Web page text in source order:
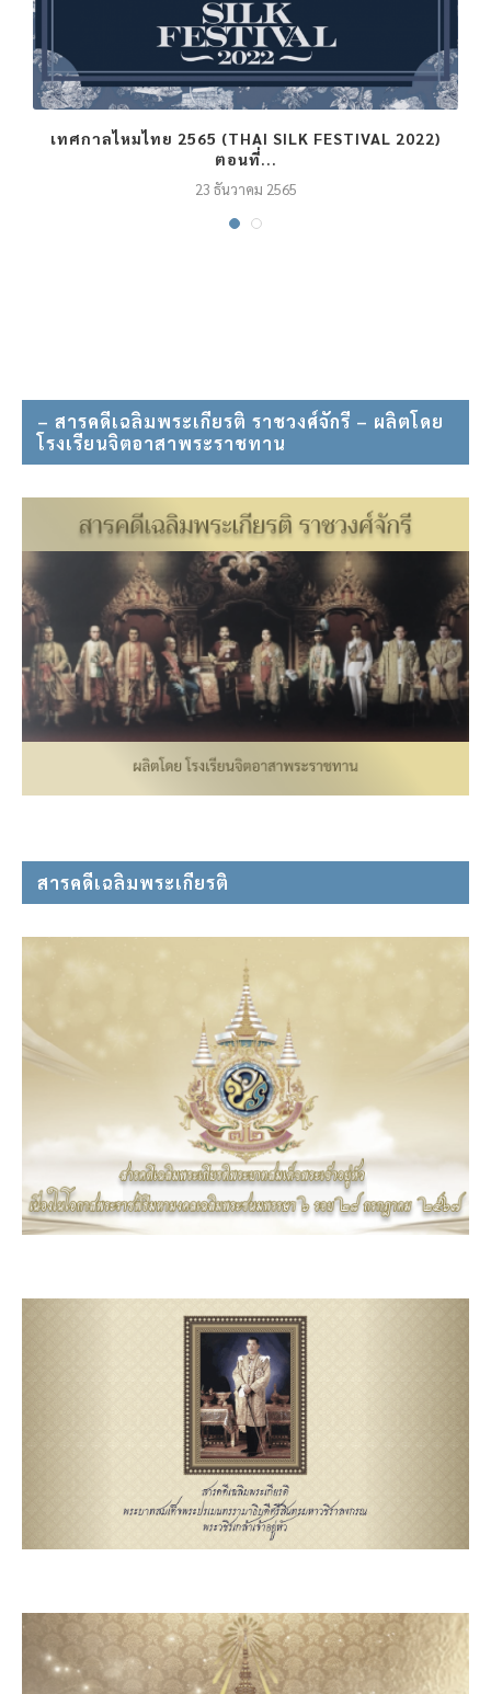
เทศกาลไหมไทย 2565 (THAI SILK FESTIVAL 2022)
ตอนที่...
23 ธันวาคม 2565
– สารคดีเฉลิมพระเกียรติ ราชวงศ์จักรี – ผลิตโดย
โรงเรียนจิตอาสาพระราชทาน
สารคดีเฉลิมพระเกียรติ